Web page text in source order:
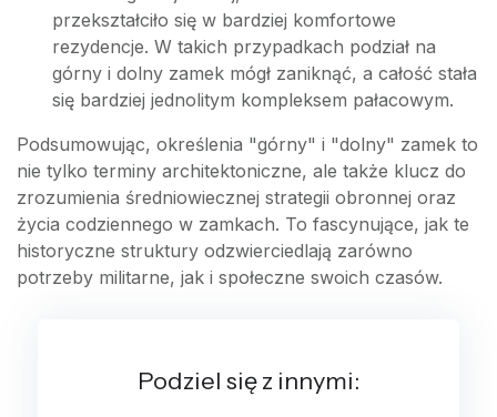
przekształciło się w bardziej komfortowe
rezydencje. W takich przypadkach podział na
górny i dolny zamek mógł zaniknąć, a całość stała
się bardziej jednolitym kompleksem pałacowym.
Podsumowując, określenia "górny" i "dolny" zamek to
nie tylko terminy architektoniczne, ale także klucz do
zrozumienia średniowiecznej strategii obronnej oraz
życia codziennego w zamkach. To fascynujące, jak te
historyczne struktury odzwierciedlają zarówno
potrzeby militarne, jak i społeczne swoich czasów.
Podziel się z innymi: